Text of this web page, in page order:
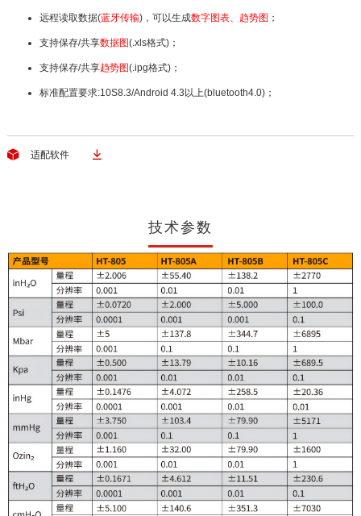
远程读取数据(蓝牙传输)，可以生成数字图表、趋势图 ；
支持保存/共享数据图(.xls格式)；
支持保存/共享趋势图(.ipg格式)；
标准配置要求:10S8.3/Android 4.3以上(bluetooth4.0)；
 适配软件 
技术参数